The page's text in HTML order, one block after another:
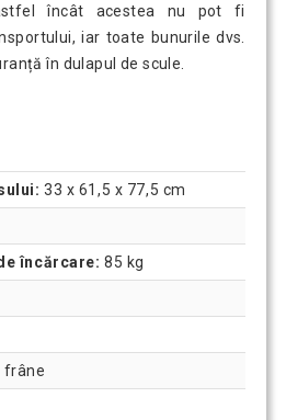
încât acestea nu pot fi
iar toate bunurile dvs.
în dulapul de scule.
33 x 61,5 x 77,5 cm
încărcare: 85 kg
frâne